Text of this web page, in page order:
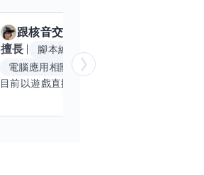
跟核音交換嗎？
擅長
腳本編寫
電腦應用相關
基本操作技能